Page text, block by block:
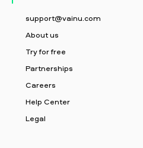
support@vainu.com
About us
Try for free
Partnerships
Careers
Help Center
Legal